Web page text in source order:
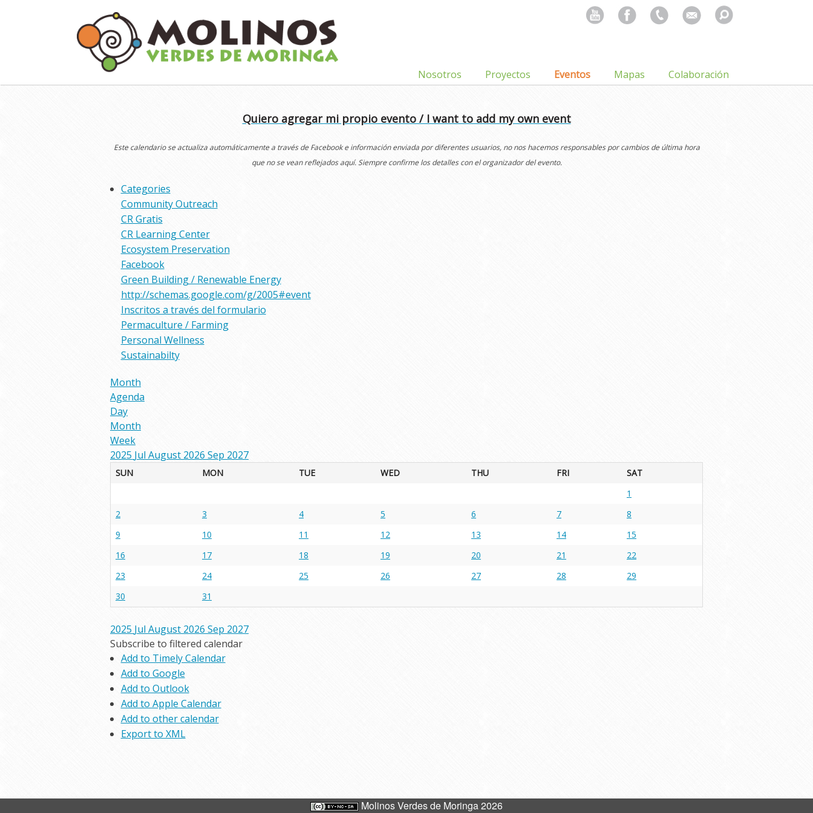
Search
for:
Nosotros Proyectos Eventos Mapas Colaboración
Quiero agregar mi propio evento / I want to add my own event
Este calendario se actualiza automáticamente a través de Facebook e información enviada por diferentes usuarios, no nos hacemos responsables por cambios de última hora
que no se vean reflejados aquí. Siempre confirme los detalles con el organizador del evento.
Categories
Community Outreach
CR Gratis
CR Learning Center
Ecosystem Preservation
Facebook
Green Building / Renewable Energy
http://schemas.google.com/g/2005#event
Inscritos a través del formulario
Permaculture / Farming
Personal Wellness
Sustainabilty
Month
Agenda
Day
Month
Week
2025 Jul August 2026 Sep 2027
SUN MON TUE WED THU FRI
SAT
1
2
3 4 5 6 7
8
9
10 11 12 13 14
15
16
17 18 19 20 21
22
23
24 25 26 27 28
29
30
31
2025 JulAugust 2026 Sep 2027
Subscribe to filtered calendar
Add to Timely Calendar
Add to Google
Add to Outlook
Add to Apple Calendar
Add to other calendar
Export to XML
Molinos Verdes de Moringa 2026